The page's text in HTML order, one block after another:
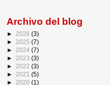
Archivo del blog
► 2026 (3)
► 2025 (7)
► 2024 (7)
► 2023 (3)
► 2022 (3)
► 2021 (5)
► 2020 (1)